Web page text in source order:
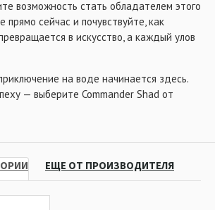
возможность стать обладателем этого
сейчас и почувствуйте, как
в искусство, а каждый улов
на воде начинается здесь.
— выберите Commander Shad от
ЕЩЕ ОТ ПРОИЗВОДИТЕЛЯ